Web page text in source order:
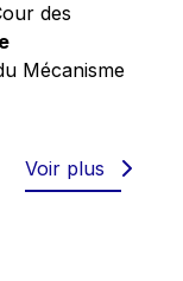
des
Mécanisme
Voir plus